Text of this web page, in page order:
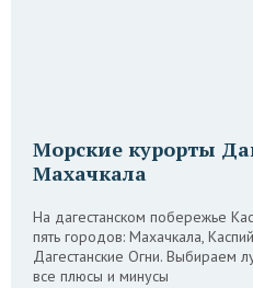
Морские курорты
Махачкала
На дагестанском побережье
пять городов: Махачкала,
Дагестанские Огни. Выбираем
все плюсы и минусы